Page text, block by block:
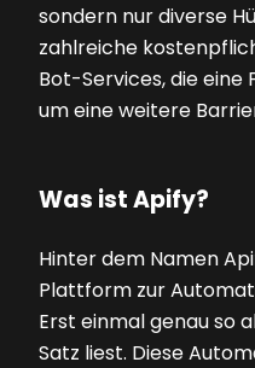
sondern nur diverse
zahlreiche
Bot-Services, die eine
um eine weitere
Was ist Apify?
Hinter dem Namen
Plattform zur
Erst einmal genau so
Satz liest. Diese